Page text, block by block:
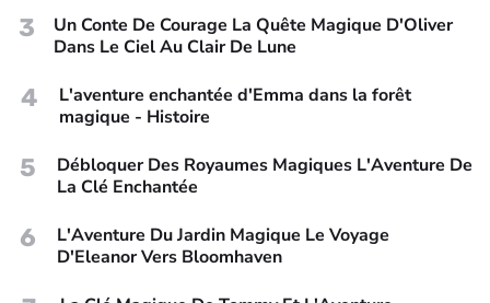
3
Un Conte De Courage La Quête Magique D'Oliver
Dans Le Ciel Au Clair De Lune
4
L'aventure enchantée d'Emma dans la forêt
magique - Histoire
5
Débloquer Des Royaumes Magiques L'Aventure De
La Clé Enchantée
6
L'Aventure Du Jardin Magique Le Voyage
D'Eleanor Vers Bloomhaven